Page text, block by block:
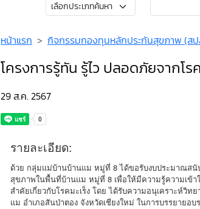
หน้าแรก กิจกรรมกองทุนหลักประกันสุขภาพ (ส
โครงการรู้ทัน รู้ไว ปลอดภัยจากโร
29 ส.ค. 2567
รายละเอียด:
ด้วย กลุ่มแม่บ้านบ้านแม หมู่ที่ 8 ได้ขอรับงบประมาณสนั
สุขภาพในพื้นที่บ้านแม หมู่ที่ 8 เพื่อให้มีความรู้ความเข้า
สำคัยเกี่ยวกับโรคมะเร็ง โดย ได้รับความอนุเคราะห์วิ
แม อำเภอสันป่าตอง จังหวัดเชียงใหม่ ในการบรรยายอ